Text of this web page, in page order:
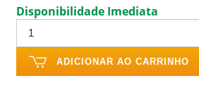
Disponibilidade Imediata
ADICIONAR AO CARRINHO